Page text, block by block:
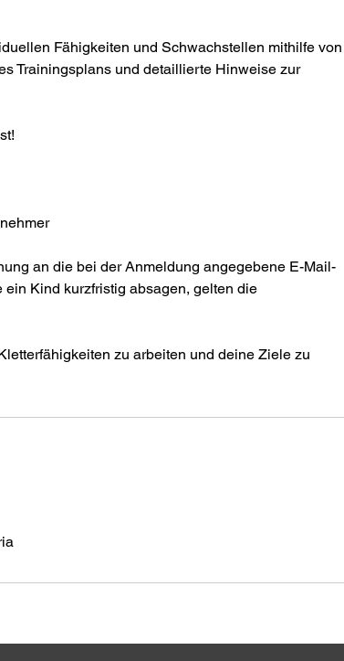
Fähigkeiten und Schwachstellen mithilfe von
Trainingsplans und detaillierte Hinweise zur
an die bei der Anmeldung angegebene E-Mail-
Kind kurzfristig absagen, gelten die
zu arbeiten und deine Ziele zu